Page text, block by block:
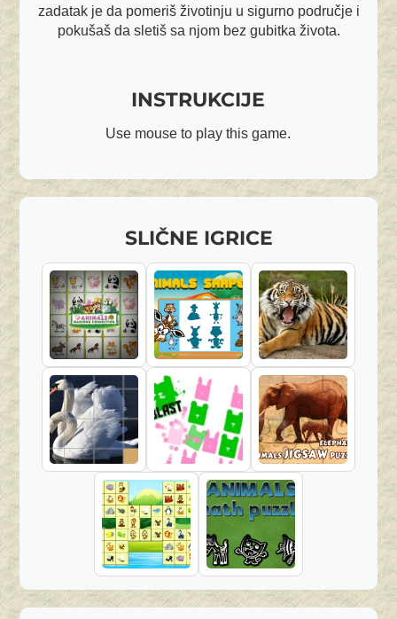
zadatak je da pomeriš životinju u sigurno područje i
pokušaš da sletiš sa njom bez gubitka života.
INSTRUKCIJE
Use mouse to play this game.
SLIČNE IGRICE